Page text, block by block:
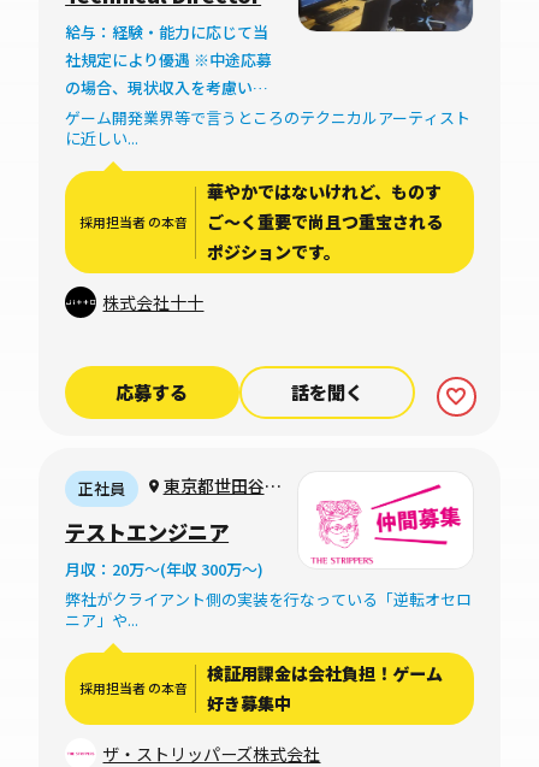
田村町ビル8F
給与：経験・能力に応じて当
社規定により優遇 ※中途応募
の場合、現状収入を考慮いた
します。
ゲーム開発業界等で言うところのテクニカルアーティスト
に近しい...
採用担当者 の本音
華やかではないけれど、ものす
ご〜く重要で尚且つ重宝される
ポジションです。
株式会社十十
応募する 話を聞く
正社員
東京都世田谷区
全リモートも可
能）
テストエンジニア
月収：20万〜(年収 300万〜)
弊社がクライアント側の実装を行なっている「逆転オセロ
ニア」や...
採用担当者 の本音
検証用課金は会社負担！ゲーム
好き募集中
ザ・ストリッパーズ株式会社